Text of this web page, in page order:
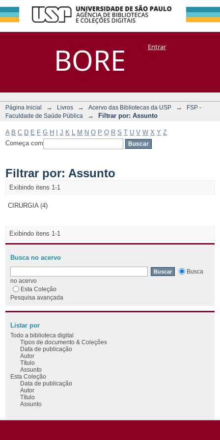
BORE
Filtrar por:
Assunto
DSpace/Manakin + CoriscoEntrar
Página Inicial → Livros → Acervo das Bibliotecas da USP →
FSP -
Faculdade de Saúde Pública
→ Filtrar por: Assunto
A B C D E F G H J K M N O P Q R S T U V W X Y Z
Começa com
Filtrar por: Assunto
Exibindo itens 1-1
CIRURGIA (4)
Exibindo itens 1-1
Busca no acervo
Busca
no acervo
Esta Coleção
Pesquisa avançada
Listar por
Todo a biblioteca digital
Tipos de documento & Coleções
Data de publicação
Autor
Título
Assunto
Esta Coleção
Data de publicação
Autor
Título
Assunto